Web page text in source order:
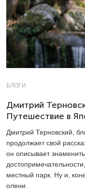
БЛОГИ
Дмитрий
Путешествие в
Дмитрий Терновский,
продолжает свой
он описывает
местный парк. Ну и,
олени.